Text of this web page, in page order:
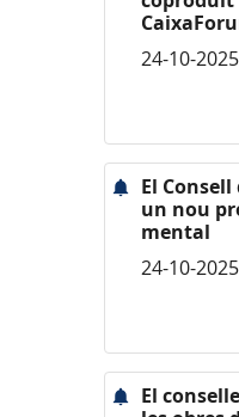
24-10-
El
un nou
mental
24-10-
El